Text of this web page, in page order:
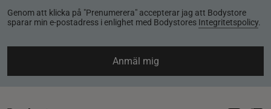
Genom att klicka på "Prenumerera" accepterar jag att Bodystore
sparar min e-postadress i enlighet med Bodystores Integritetspolicy.
Anmäl mig